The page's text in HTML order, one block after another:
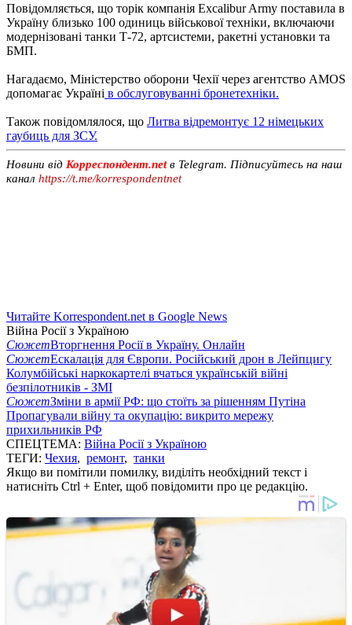
Повідомляється, що торік компанія Excalibur Army поставила в
Україну близько 100 одиниць військової техніки, включаючи
модернізовані танки Т-72, артсистеми, ракетні установки та
БМП.
Нагадаємо, Міністерство оборони Чехії через агентство AMOS
допомагає Україні в обслуговуванні бронетехніки.
Також повідомлялося, що Литва відремонтує 12 німецьких
гаубиць для ЗСУ.
Новини від Корреспондент.netв Telegram. Підписуйтесь на наш
канал https://t.me/korrespondentnet
Читайте Korrespondent.net в Google News
Війна Росії з Україною
СюжетВторгнення Росії в Україну. Онлайн
СюжетЕскалація для Європи. Російський дрон в Лейпцигу
Колумбійські наркокартелі вчаться українській війні
безпілотників - ЗМІ
СюжетЗміни в армії РФ: що стоїть за рішенням Путіна
Пропагували війну та окупацію: викрито мережу
прихильників РФ
СПЕЦТЕМА: Війна Росії з Україною
ТЕГИ: Чехия, ремонт, танки
Якщо ви помітили помилку, виділіть необхідний текст і
натисніть Ctrl + Enter, щоб повідомити про це редакцію.